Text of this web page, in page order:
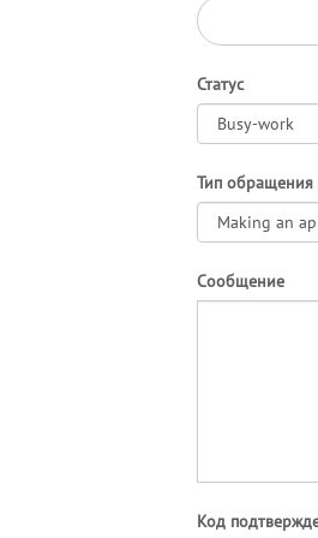
Статус
Тип обращения
Сообщение
Код